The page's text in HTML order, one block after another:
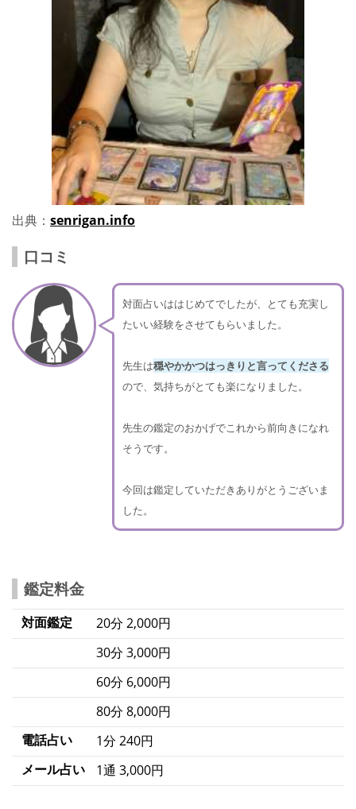
出典： senrigan.info
口コミ
対面占いははじめてでしたが、とても充実し
たいい経験をさせてもらいました。
先生は穏やかかつはっきりと言ってくださる
ので、気持ちがとても楽になりました。
先生の鑑定のおかげでこれから前向きになれ
そうです。
今回は鑑定していただきありがとうございま
した。
鑑定料金
対面鑑定
20分 2,000円
30分 3,000円
60分 6,000円
80分 8,000円
電話占い
1分 240円
メール占い
1通 3,000円